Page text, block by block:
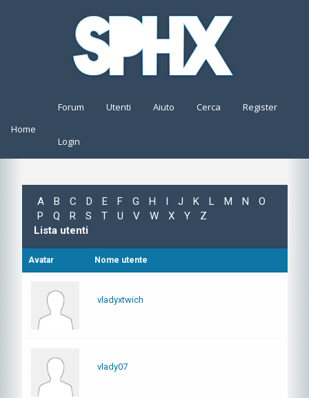
Home
Forum Utenti Aiuto Cerca Register
Login
A B C D E F G H I J K L M N
O
P
Q R S T U V W X Y
Z
Lista utenti
Avatar Nome utente
vladyxtwich
vlady07